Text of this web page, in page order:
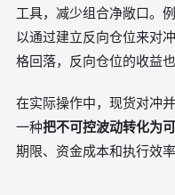
工具，减少组合净敞口。
以通过建立反向仓位来对
格回落，反向仓位的收益
在实际操作中，现货对冲
一种把不可控波动转化为
期限、资金成本和执行效